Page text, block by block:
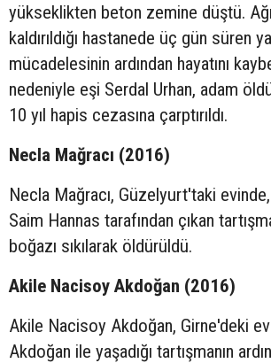
yükseklikten beton zemine düştü.
kaldırıldığı hastanede üç gün süren
mücadelesinin ardından hayatını
nedeniyle eşi Serdal Urhan, adam
10 yıl hapis cezasına çarptırıldı.
Necla Mağracı (2016)
Necla Mağracı, Güzelyurt'taki evinde,
Saim Hannas tarafından çıkan
boğazı sıkılarak öldürüldü.
Akile Nacisoy Akdoğan (2016)
Akile Nacisoy Akdoğan, Girne'deki
Akdoğan ile yaşadığı tartışmanın